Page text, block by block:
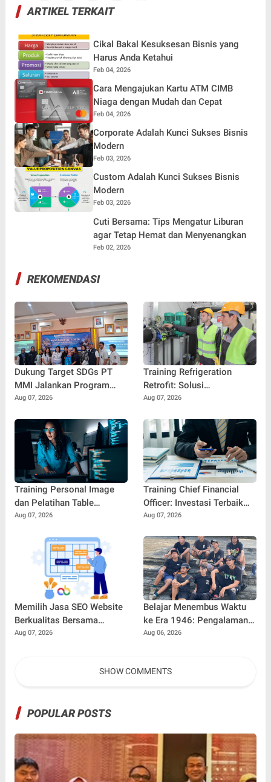
ARTIKEL TERKAIT
Cikal Bakal Kesuksesan Bisnis yang
Harus Anda Ketahui
Feb 04, 2026
Cara Mengajukan Kartu ATM CIMB
Niaga dengan Mudah dan Cepat
Feb 04, 2026
Corporate Adalah Kunci Sukses Bisnis
Modern
Feb 03, 2026
Custom Adalah Kunci Sukses Bisnis
Modern
Feb 03, 2026
Cuti Bersama: Tips Mengatur Liburan
agar Tetap Hemat dan Menyenangkan
Feb 02, 2026
REKOMENDASI
Dukung Target SDGs PT
MMI Jalankan Program
Pencegahan Stunting Di
Aug 07, 2026
Training Refrigeration
Retrofit: Solusi
Meningkatkan Efisiensi dan
Pendingin Modern
Aug 07, 2026
Training Personal Image
dan Pelatihan Table
Manners: Kunci
Profesionalisme dan
Kepercayaan Diri di Dunia
Aug 07, 2026
Training Chief Financial
Officer: Investasi Terbaik
untuk Mencetak Pemimpin
Aug 07, 2026
Memilih Jasa SEO Website
Berkualitas Bersama
SEOBITT untuk
Aug 07, 2026
Belajar Menembus Waktu
ke Era 1946: Pengalaman
Magang Radityo Kusuma
Sebelum Merah'
Aug 06, 2026
SHOW COMMENTS
POPULAR POSTS